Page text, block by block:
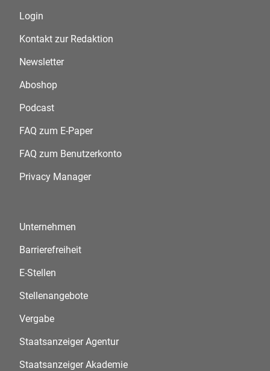
Login
Kontakt zur Redaktion
Newsletter
Aboshop
Podcast
FAQ zum E-Paper
FAQ zum Benutzerkonto
Privacy Manager
Unternehmen
Barrierefreiheit
E-Stellen
Stellenangebote
Vergabe
Staatsanzeiger Agentur
Staatsanzeiger Akademie